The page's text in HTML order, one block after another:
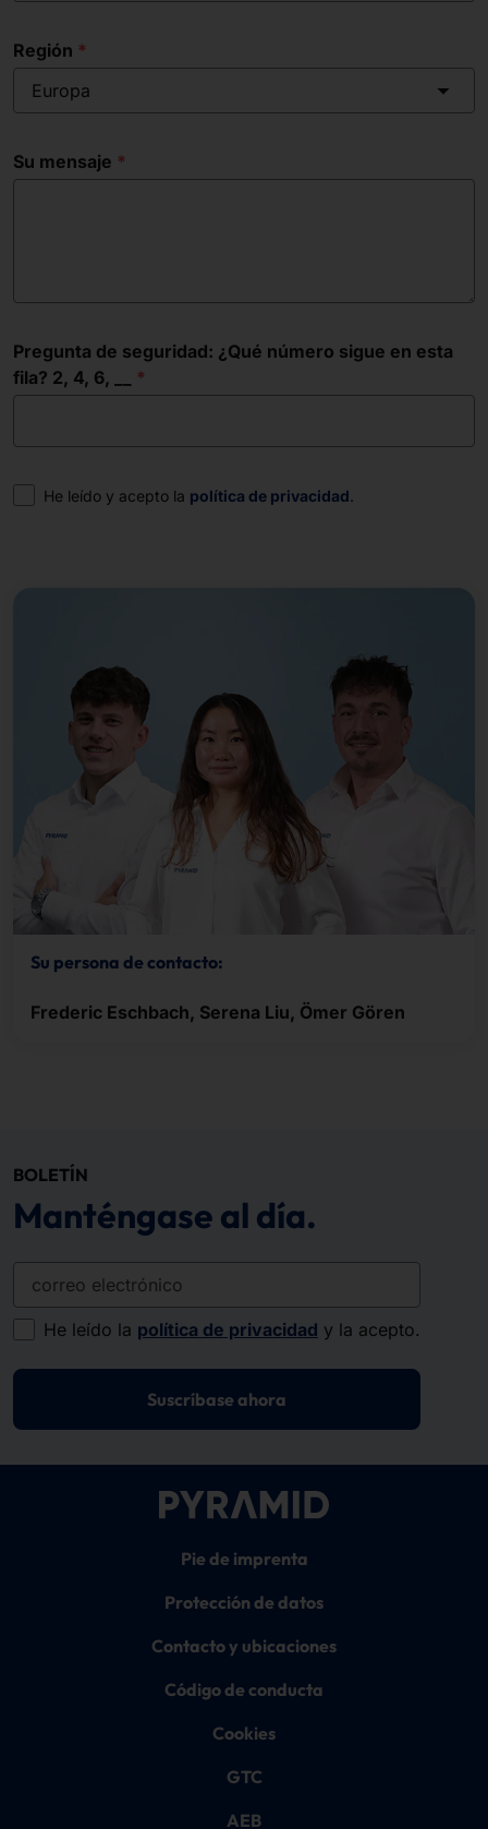
Región
Europa
Su mensaje
Pregunta de seguridad: ¿Qué número sigue en esta
fila? 2, 4, 6, __
Consentimiento
He leído y acepto la política de privacidad.
Su persona de contacto:
Frederic Eschbach, Serena Liu, Ömer Gören
BOLETÍN
Manténgase al día.
correo electrónico
He leído la política de privacidad y la acepto.
Suscríbase ahora
Pie de imprenta
Protección de datos
Contacto y ubicaciones
Código de conducta
Cookies
GTC
AEB